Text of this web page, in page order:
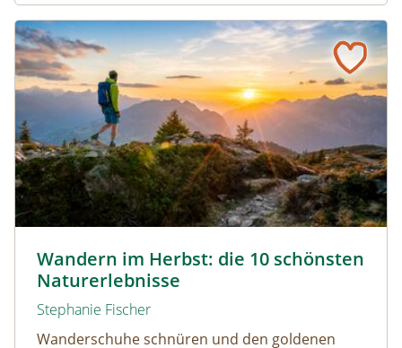
Wandern im Herbst: die 10 schönsten
Naturerlebnisse
Stephanie Fischer
Wanderschuhe schnüren und den goldenen
Wandern im Herbst: die 10 schönsten Naturerlebnisse